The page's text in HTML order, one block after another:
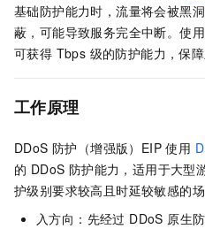
基础防护能力时，流量将会被黑
蔽，可能导致服务完全中断。使
可获得 Tbps 级的防护能力，保障
工作原理
DDoS 防护（增强版）EIP 使用
的 DDoS 防护能力，适用于大型
护级别要求较高且时延较敏感的场
入方向：先经过 DDoS 原生